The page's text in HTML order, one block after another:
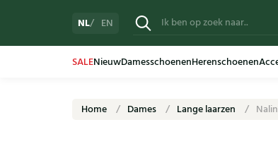
NL EN
SALENieuwDamesschoenenHerenschoenen
Home Dames Lange laarzen